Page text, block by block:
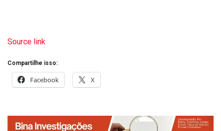
Source link
Compartilhe isso:
Facebook X